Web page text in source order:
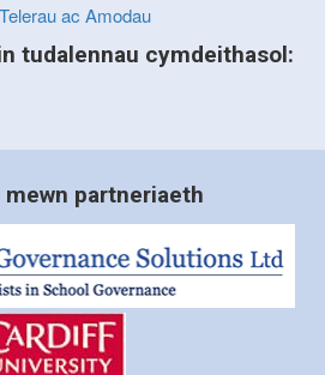
Telerau ac Amodau
tudalennau cymdeithasol:
mewn partneriaeth